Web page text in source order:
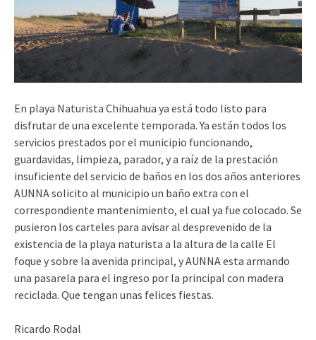
En playa Naturista Chihuahua ya está todo listo para
disfrutar de una excelente temporada. Ya están todos los
servicios prestados por el municipio funcionando,
guardavidas, limpieza, parador, y a raíz de la prestación
insuficiente del servicio de baños en los dos años anteriores
AUNNA solicito al municipio un baño extra con el
correspondiente mantenimiento, el cual ya fue colocado. Se
pusieron los carteles para avisar al desprevenido de la
existencia de la playa naturista a la altura de la calle El
foque y sobre la avenida principal, y AUNNA esta armando
una pasarela para el ingreso por la principal con madera
reciclada. Que tengan unas felices fiestas.
Ricardo Rodal